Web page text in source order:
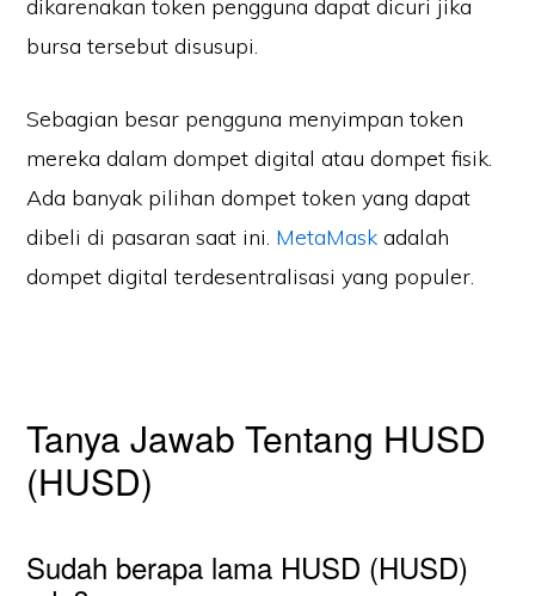
dikarenakan token pengguna dapat dicuri jika
bursa tersebut disusupi.
Sebagian besar pengguna menyimpan token
mereka dalam dompet digital atau dompet fisik.
Ada banyak pilihan dompet token yang dapat
dibeli di pasaran saat ini. MetaMask adalah
dompet digital terdesentralisasi yang populer.
Tanya Jawab Tentang HUSD
(HUSD)
Sudah berapa lama HUSD (HUSD)